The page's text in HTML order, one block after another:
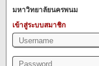
มหาวิทยาลัยนครพนม
เข้าสู่ระบบสมาชิก